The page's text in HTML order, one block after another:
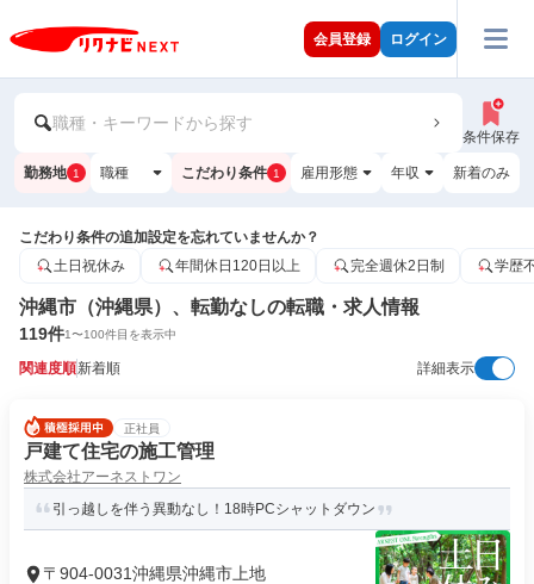
会員登録 ログイン
職種・キーワードから探す
条件保存
勤務地 1 職種 こだわり条件 1 雇用形態 年収 新着のみ
こだわり条件の追加設定を忘れていませんか？
土日祝休み
年間休日120日以上 完全週休2日制 学歴
沖縄市（沖縄県）、転勤なしの転職・求人情報
119件1〜100件目を表示中
関連度順新着順 詳細表示
正社員
戸建て住宅の施工管理
株式会社アーネストワン
引っ越しを伴う異動なし！18時PCシャットダウン
〒904-0031沖縄県沖縄市上地